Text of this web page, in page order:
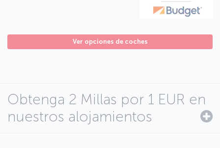
Ver opciones de coches
Obtenga 2 Millas por 1 EUR en
nuestros alojamientos